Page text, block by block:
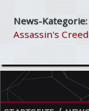
News-Kategorie:
Assassin's Creed